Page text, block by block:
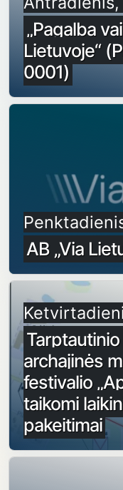
„Pagalba
Lietuvoje“
0001)
AB „Via
archajinės
festivalio
taikomi
pakeitimai